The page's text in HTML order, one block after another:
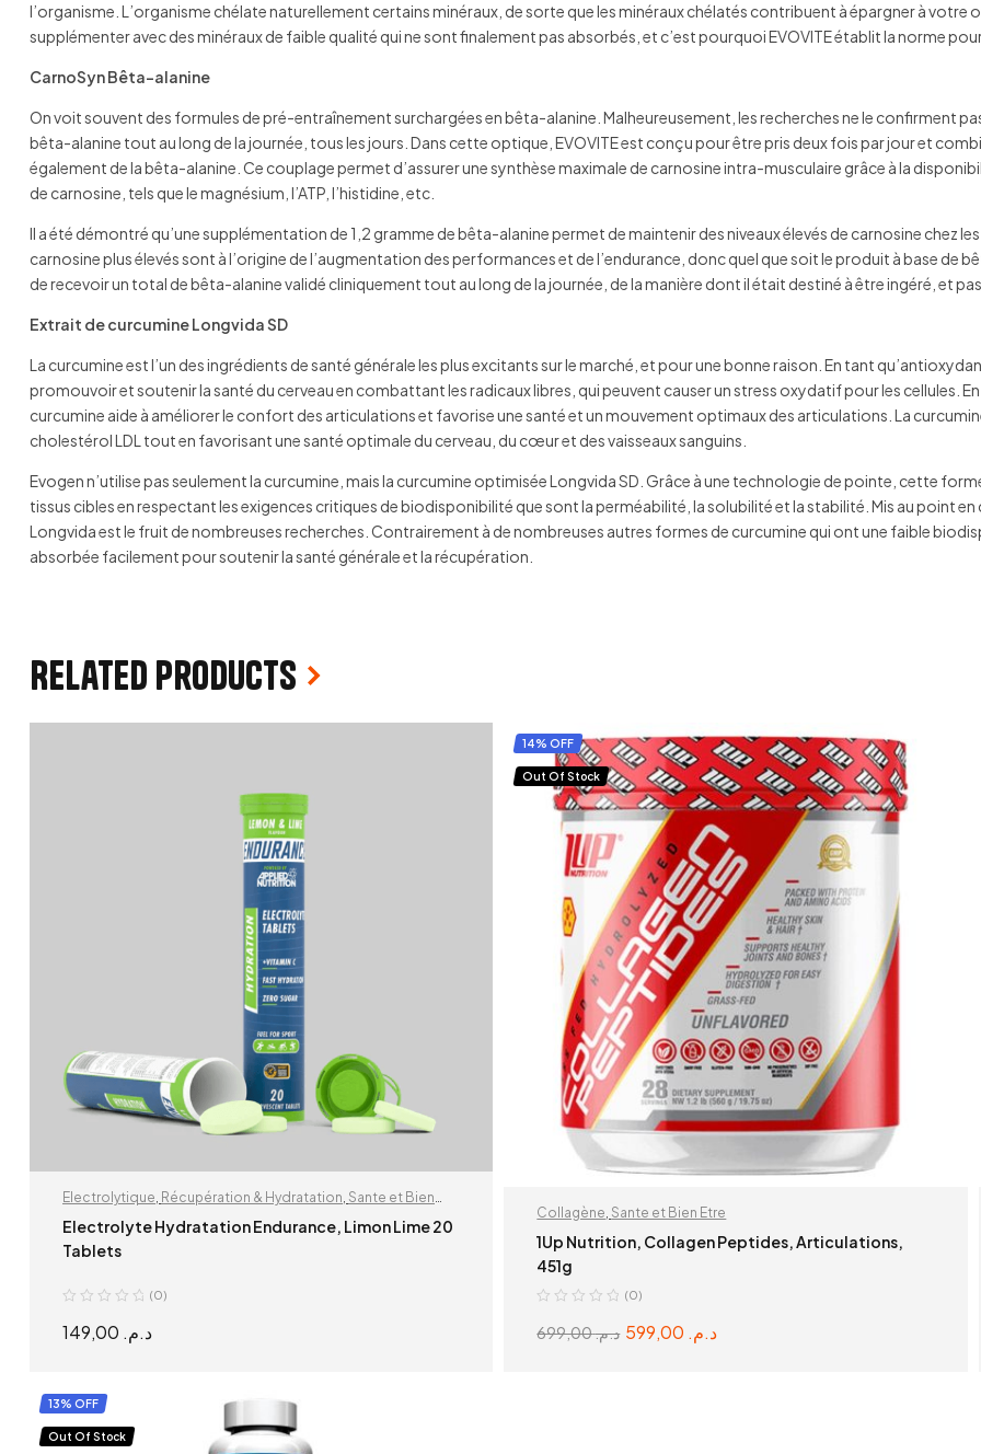
l’organisme. L’organisme chélate naturellement certains minéraux, de sorte que les minéraux chélatés contribuent à épargner à votre
supplémenter avec des minéraux de faible qualité qui ne sont finalement pas absorbés, et c’est pourquoi EVOVITE établit la norme
CarnoSyn Bêta-alanine
On voit souvent des formules de pré-entraînement surchargées en bêta-alanine. Malheureusement, les recherches ne le confirment
bêta-alanine tout au long de la journée, tous les jours. Dans cette optique, EVOVITE est conçu pour être pris deux fois par jour et
également de la bêta-alanine. Ce couplage permet d’assurer une synthèse maximale de carnosine intra-musculaire grâce à la
de carnosine, tels que le magnésium, l’ATP, l’histidine, etc.
Il a été démontré qu’une supplémentation de 1,2 gramme de bêta-alanine permet de maintenir des niveaux élevés de carnosine chez
carnosine plus élevés sont à l’origine de l’augmentation des performances et de l’endurance, donc quel que soit le produit à base de
de recevoir un total de bêta-alanine validé cliniquement tout au long de la journée, de la manière dont il était destiné à être ingéré, et
Extrait de curcumine Longvida SD
La curcumine est l’un des ingrédients de santé générale les plus excitants sur le marché, et pour une bonne raison. En tant
promouvoir et soutenir la santé du cerveau en combattant les radicaux libres, qui peuvent causer un stress oxydatif pour les cellules.
curcumine aide à améliorer le confort des articulations et favorise une santé et un mouvement optimaux des articulations. La
cholestérol LDL tout en favorisant une santé optimale du cerveau, du cœur et des vaisseaux sanguins.
Evogen n’utilise pas seulement la curcumine, mais la curcumine optimisée Longvida SD. Grâce à une technologie de pointe, cette
tissus cibles en respectant les exigences critiques de biodisponibilité que sont la perméabilité, la solubilité et la stabilité. Mis au point
Longvida est le fruit de nombreuses recherches. Contrairement à de nombreuses autres formes de curcumine qui ont une faible
absorbée facilement pour soutenir la santé générale et la récupération.
Related products
Electrolytique Récupération & Hydratation Sante et Bien
Etre
Electrolyte Hydratation Endurance, Limon Lime 20
Tablets
(0)
د.م.
ADD TO CART
14% OFF
Out Of Stock
Collagène Sante et Bien Etre
1Up Nutrition, Collagen Peptides, Articulations,
451g
(0)
د.م.699,00 د.م.
13% OFF
Out Of Stock